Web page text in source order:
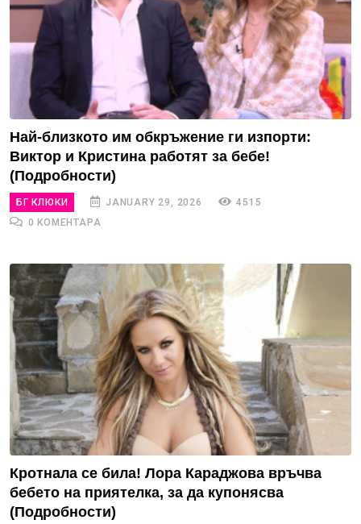
Най-близкото им обкръжение ги изпорти:
Виктор и Кристина работят за бебе!
(Подробности)
БГ КЛЮКИ JANUARY 29, 2026
4515
0 КОМЕНТАРА
Кротнала се била! Лора Караджова връчва
бебето на приятелка, за да купонясва
(Подробности)